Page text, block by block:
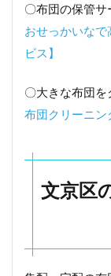
〇布団の保管
おせっかいな
ビス】
〇大きな布団
布団クリーニン
文京区